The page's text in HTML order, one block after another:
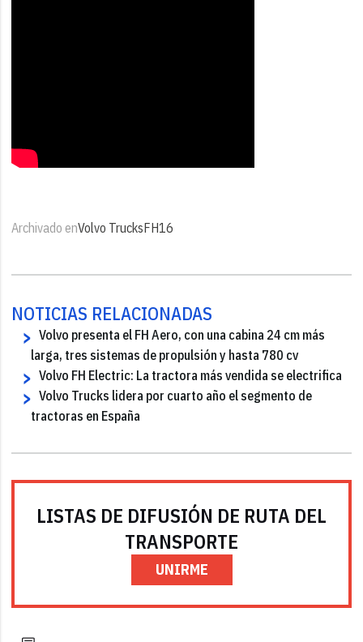
Archivado enVolvo TrucksFH16
NOTICIAS RELACIONADAS
Volvo presenta el FH Aero, con una cabina 24 cm más
larga, tres sistemas de propulsión y hasta 780 cv
Volvo FH Electric: La tractora más vendida se electrifica
Volvo Trucks lidera por cuarto año el segmento de
tractoras en España
LISTAS DE DIFUSIÓN DE RUTA DEL
TRANSPORTE
UNIRME